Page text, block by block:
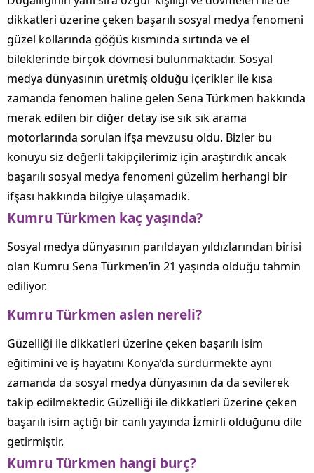
dikkatleri üzerine çeken başarılı sosyal medya fenomeni
güzel kollarında göğüs kısmında sırtında ve el
bileklerinde birçok dövmesi bulunmaktadır. Sosyal
medya dünyasının üretmiş olduğu içerikler ile kısa
zamanda fenomen haline gelen Sena Türkmen hakkında
merak edilen bir diğer detay ise sık sık arama
motorlarında sorulan ifşa mevzusu oldu. Bizler bu
konuyu siz değerli takipçilerimiz için araştırdık ancak
başarılı sosyal medya fenomeni güzelim herhangi bir
ifşası hakkında bilgiye ulaşamadık.
Kumru Türkmen kaç yaşında?
Sosyal medya dünyasının parıldayan yıldızlarından birisi
olan Kumru Sena Türkmen’in 21 yaşında olduğu tahmin
ediliyor.
Kumru Türkmen aslen nereli?
Güzelliği ile dikkatleri üzerine çeken başarılı isim
eğitimini ve iş hayatını Konya’da sürdürmekte aynı
zamanda da sosyal medya dünyasının da da sevilerek
takip edilmektedir. Güzelliği ile dikkatleri üzerine çeken
başarılı isim açtığı bir canlı yayında İzmirli olduğunu dile
getirmiştir.
Kumru Türkmen hangi burç?